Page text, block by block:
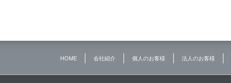
HOME 会社紹介 個人のお客様 法人のお客様